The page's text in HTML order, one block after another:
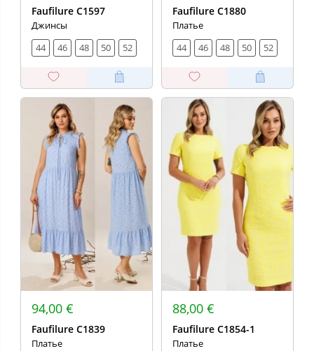
Faufilure С1597
Джинсы
44
46 48 50 52
Faufilure C1880
Платье
44
46 48 50 52
94,00 €
Faufilure C1839
Платье
88,00 €
Faufilure C1854-1
Платье